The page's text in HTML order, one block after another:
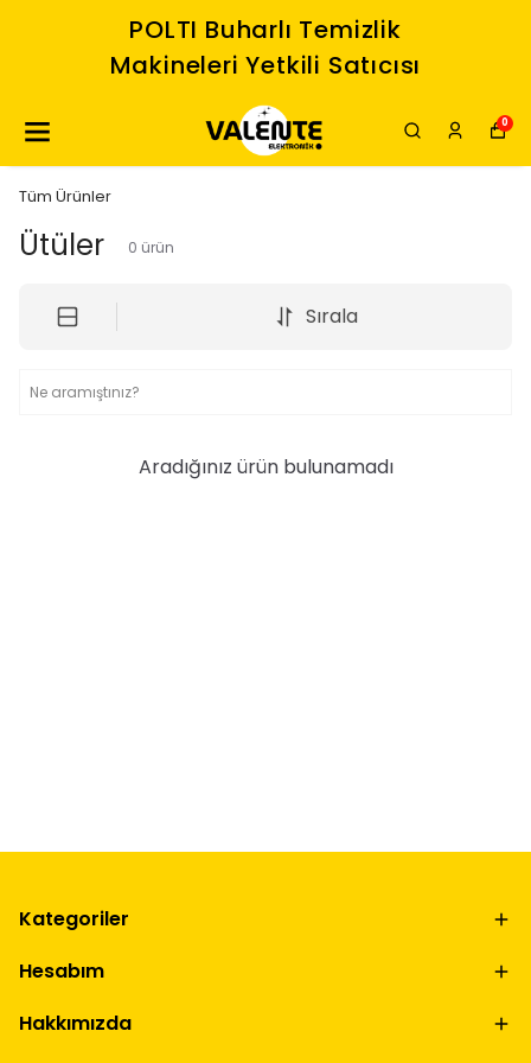
POLTI Buharlı Temizlik
Makineleri Yetkili Satıcısı
0
Tüm Ürünler
Ütüler 0 ürün
Sırala
Aradığınız ürün bulunamadı
Kategoriler
Hesabım
Hakkımızda